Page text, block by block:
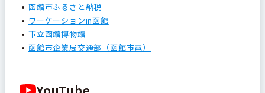
函館市ふるさと納税
ワーケーションin函館
市立函館博物館
函館市企業局交通部（函館市電）